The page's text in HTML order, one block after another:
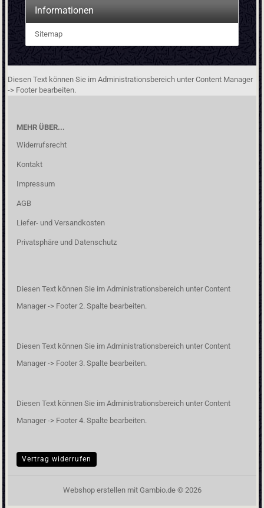
Informationen
Sitemap
Diesen Text können Sie im Administrationsbereich unter Content Manager
-> Footer bearbeiten.
MEHR ÜBER...
Widerrufsrecht
Kontakt
Impressum
AGB
Liefer- und Versandkosten
Privatsphäre und Datenschutz
Diesen Text können Sie im Administrationsbereich unter Content
Manager -> Footer 2. Spalte bearbeiten.
Diesen Text können Sie im Administrationsbereich unter Content
Manager -> Footer 3. Spalte bearbeiten.
Diesen Text können Sie im Administrationsbereich unter Content
Manager -> Footer 4. Spalte bearbeiten.
Vertrag widerrufen
Webshop erstellenmit Gambio.de © 2026